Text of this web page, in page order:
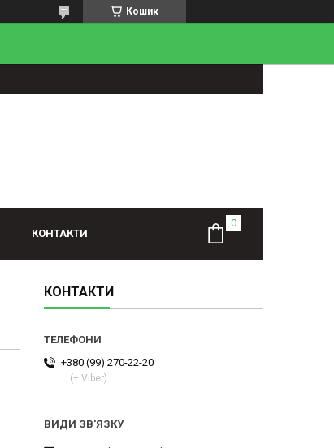
Кошик
КОНТАКТИ
КОНТАКТИ
+380 (99) 270-22-20
(+ Viber)